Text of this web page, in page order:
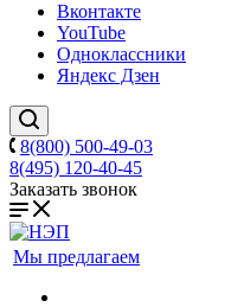
Вконтакте
YouTube
Одноклассники
Яндекс Дзен
8(800) 500-49-03
8(495) 120-40-45
Заказать звонок
Мы предлагаем